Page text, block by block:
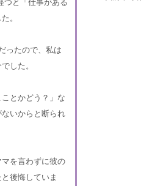
。
ったので、私は
した。
ことかどう？」な
いからと断られ
を言わずに彼の
後悔していま